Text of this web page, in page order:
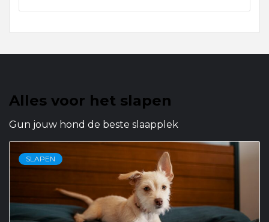
Alles voor het slapen
Gun jouw hond de beste slaapplek
SLAPEN